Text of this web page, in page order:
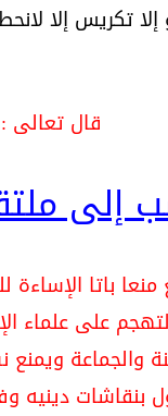
تكريس إلا
قال تعالى
إلى
منعا باتا
على
والجماعة ويمنع
بنقاشات